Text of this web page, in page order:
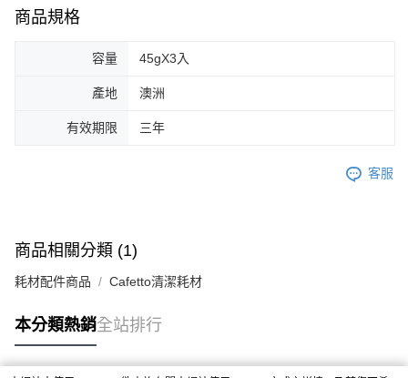
商品規格
容量 45gX3入
產地 澳洲
有效期限 三年
客服
商品相關分類 (1)
耗材配件商品 Cafetto清潔耗材
本分類熱銷全站排行